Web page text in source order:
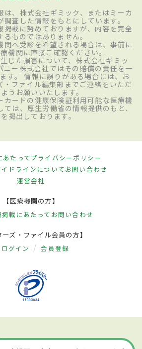
は、株式会社ギミック、またはミーカ
調査した情報をもとにしています。
掲載に努めておりますが、内容を完全
るものではありません。
関へ受診を希望される場合は、事前に
機関に直接ご確認ください。
じた損害について、株式会社ギミッ
ニー株式会社ではその賠償の責任を一
す。 情報に誤りがある場合には、お
・ファイル編集部までご連絡をいただ
うお願いいたします。
カードの健康保険証利用可能な医療機
は、厚生労働省の情報提供のもと、
掲出しております。
あたってプライバシーポリシー
ドラインについてお問い合わせ
運営会社
【医療機関の方】
載にあたって お問い合わせ
ーズ・ファイル会員の方】
ログイン 会員登録